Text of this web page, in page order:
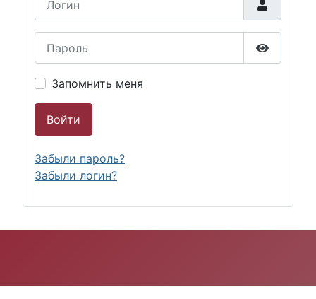
Запомнить меня
Войти
Забыли пароль?
Забыли логин?